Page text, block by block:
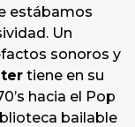
estábamos
Un
sonoros y
tiene en su
hacia el Pop
bailable